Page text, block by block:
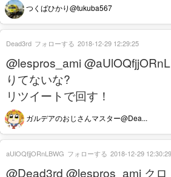
つくばひかり@tukuba567
@lespros_ami
りてないな?
リツイートで回す！
ガルデアのおじさんマスター@Dea...
Dead3rd フォローする 2018-12-29 12:29:25
@Dead3rd @lespros_ami ク
aUlOQfjjORnLBWG フォローする 2018-12-29 12:30:29